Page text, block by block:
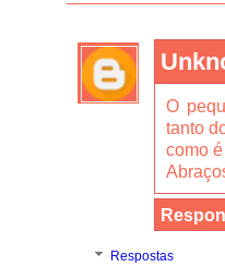
O
tanto
como
Respostas